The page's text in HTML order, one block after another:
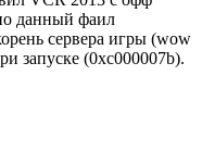
данный фаил
сервера игры (wow
запуске (0xc000007b).